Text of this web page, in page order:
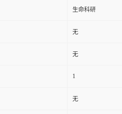
生命科研
无
无
1
无